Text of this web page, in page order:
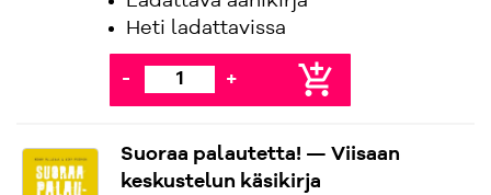
Heti ladattavissa
- + add_shopping_cart
Suoraa palautetta! — Viisaan
keskustelun käsikirja